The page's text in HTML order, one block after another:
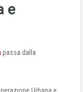
e
passa dalla